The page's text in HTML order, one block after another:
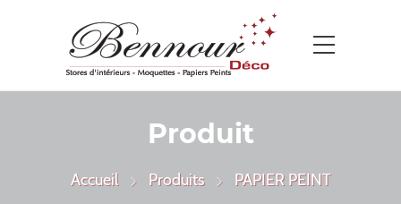
Produit
Accueil Produits
PAPIER PEINT